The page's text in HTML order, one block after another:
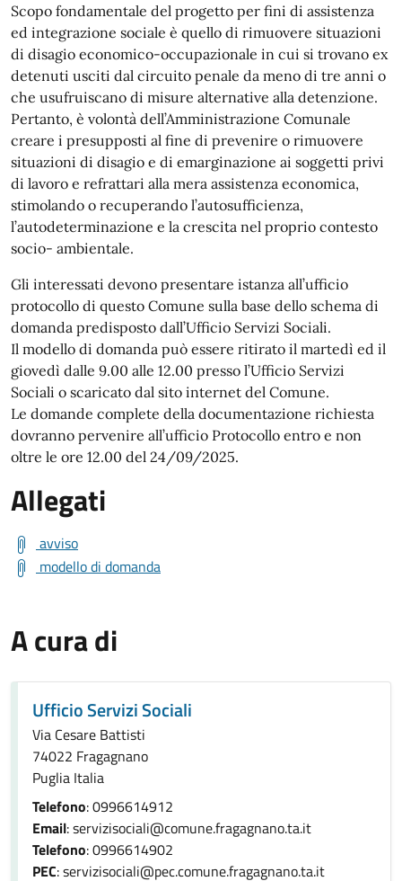
Scopo fondamentale del progetto per fini di assistenza
ed integrazione sociale è quello di rimuovere situazioni
di disagio economico-occupazionale in cui si trovano ex
detenuti usciti dal circuito penale da meno di tre anni o
che usufruiscano di misure alternative alla detenzione.
Pertanto, è volontà dell’Amministrazione Comunale
creare i presupposti al fine di prevenire o rimuovere
situazioni di disagio e di emarginazione ai soggetti privi
di lavoro e refrattari alla mera assistenza economica,
stimolando o recuperando l’autosufficienza,
l’autodeterminazione e la crescita nel proprio contesto
socio- ambientale.
Gli interessati devono presentare istanza all’ufficio
protocollo di questo Comune sulla base dello schema di
domanda predisposto dall’Ufficio Servizi Sociali.
Il modello di domanda può essere ritirato il martedì ed il
giovedì dalle 9.00 alle 12.00 presso l’Ufficio Servizi
Sociali o scaricato dal sito internet del Comune.
Le domande complete della documentazione richiesta
dovranno pervenire all’ufficio Protocollo entro e non
oltre le ore 12.00 del 24/09/2025.
Allegati
avviso
modello di domanda
A cura di
Ufficio Servizi Sociali
Via Cesare Battisti
74022 Fragagnano
Puglia Italia
Telefono: 0996614912
Email: servizisociali@comune.fragagnano.ta.it
Telefono: 0996614902
PEC: servizisociali@pec.comune.fragagnano.ta.it